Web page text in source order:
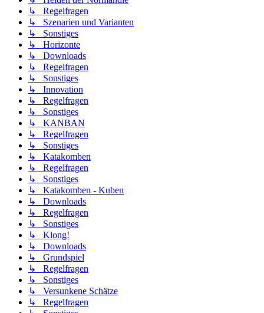
↳ Regelfragen
↳ Szenarien und Varianten
↳ Sonstiges
↳ Horizonte
↳ Downloads
↳ Regelfragen
↳ Sonstiges
↳ Innovation
↳ Regelfragen
↳ Sonstiges
↳ KANBAN
↳ Regelfragen
↳ Sonstiges
↳ Katakomben
↳ Regelfragen
↳ Sonstiges
↳ Katakomben - Kuben
↳ Downloads
↳ Regelfragen
↳ Sonstiges
↳ Klong!
↳ Downloads
↳ Grundspiel
↳ Regelfragen
↳ Sonstiges
↳ Versunkene Schätze
↳ Regelfragen